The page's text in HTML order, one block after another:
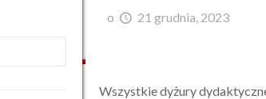
o 21 grudnia, 2023
Wszystkie dyżury